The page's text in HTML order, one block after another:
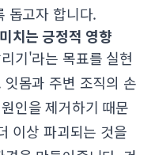
돕고자 합니다.
치는 긍정적 영향
기'라는 목표를 실현
몸과 주변 조직의 손
인을 제거하기 때문
이상 파괴되는 것을